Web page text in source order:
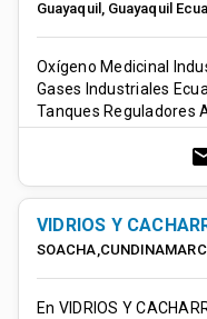
Guayaquil, Guayaquil
Oxígeno Medicinal
Gases Industriales
Tanques Reguladores
VIDRIOS Y
En VIDRIOS Y